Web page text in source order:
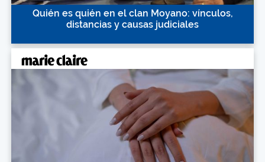
Quién es quién en el clan Moyano: vínculos,
distancias y causas judiciales